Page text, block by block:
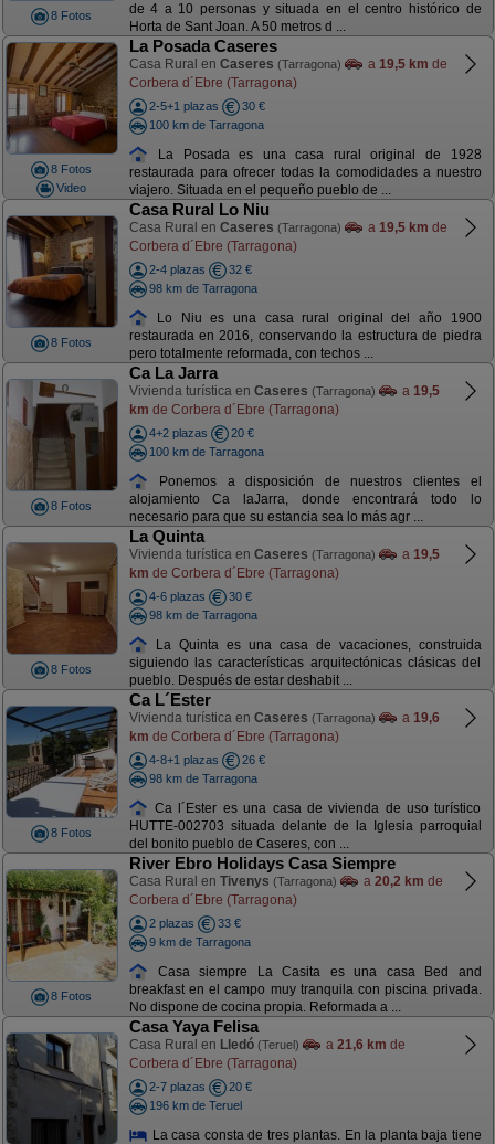
8 Fotos
de 4 a 10 personas y situada en el centro histórico de
Horta de Sant Joan. A 50 metros d ...
8 Fotos
Video
La Posada Caseres
Casa Rural en Caseres (Tarragona) a 19,5 km de
Corbera d´Ebre (Tarragona)
2-5+1 plazas
30 €
100 km de Tarragona
La Posada es una casa rural original de 1928
restaurada para ofrecer todas la comodidades a nuestro
viajero. Situada en el pequeño pueblo de ...
8 Fotos
Casa Rural Lo Niu
Casa Rural en Caseres (Tarragona) a 19,5 km de
Corbera d´Ebre (Tarragona)
2-4 plazas
32 €
98 km de Tarragona
Lo Niu es una casa rural original del año 1900
restaurada en 2016, conservando la estructura de piedra
pero totalmente reformada, con techos ...
8 Fotos
Ca La Jarra
Vivienda turística en Caseres (Tarragona) a 19,5
km de Corbera d´Ebre (Tarragona)
4+2 plazas
20 €
100 km de Tarragona
Ponemos a disposición de nuestros clientes el
alojamiento Ca laJarra, donde encontrará todo lo
necesario para que su estancia sea lo más agr ...
8 Fotos
La Quinta
Vivienda turística en Caseres (Tarragona) a 19,5
km de Corbera d´Ebre (Tarragona)
4-6 plazas
30 €
98 km de Tarragona
La Quinta es una casa de vacaciones, construida
siguiendo las características arquitectónicas clásicas del
pueblo. Después de estar deshabit ...
8 Fotos
Ca L´Ester
Vivienda turística en Caseres (Tarragona) a 19,6
km de Corbera d´Ebre (Tarragona)
4-8+1 plazas
26 €
98 km de Tarragona
Ca l´Ester es una casa de vivienda de uso turístico
HUTTE-002703 situada delante de la Iglesia parroquial
del bonito pueblo de Caseres, con ...
8 Fotos
River Ebro Holidays Casa Siempre
Casa Rural en Tivenys (Tarragona) a 20,2 km de
Corbera d´Ebre (Tarragona)
2 plazas
33 €
9 km de Tarragona
Casa siempre La Casita es una casa Bed and
breakfast en el campo muy tranquila con piscina privada.
No dispone de cocina propia. Reformada a ...
Casa Yaya Felisa
Casa Rural en Lledó (Teruel) a 21,6 km de
Corbera d´Ebre (Tarragona)
2-7 plazas
20 €
196 km de Teruel
La casa consta de tres plantas. En la planta baja tiene